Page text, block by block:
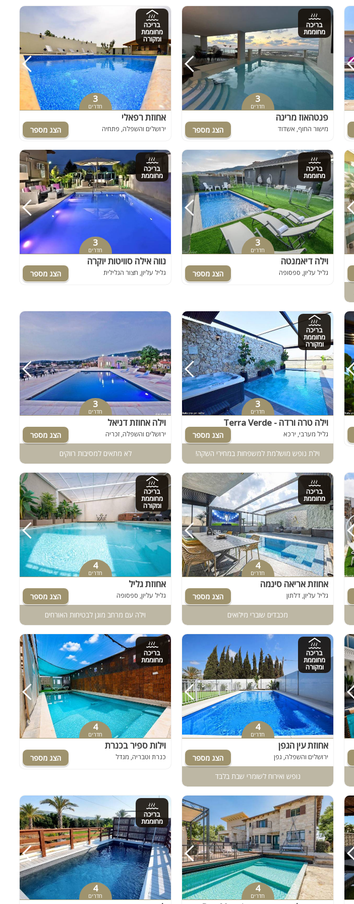
בריכה
מחוממת
3
חדרים
פנטהאוז מרינה
מישור החוף, אשדוד
בריכה
מחוממת
ומקורה
3
חדרים
אחוזת רפאלי
ירושלים והשפלה, פתחיה
בריכה
מחוממת
3
חדרים
וילה דיאמנטה
גליל עליון, ספסופה
בריכה
מחוממת
3
חדרים
נווה אילה סוויטות יוקרה
גליל עליון, חצור הגלילית
בריכה
מחוממת
ומקורה
3
חדרים
וילה טרה ורדה - Terra Verde
גליל מערבי, ירכא
וילת נופש מושלמת למשפחות במחירי השקה!
3
חדרים
וילה אחוזת דניאל
ירושלים והשפלה, זכריה
לא מתאים למסיבות רווקים
בריכה
מחוממת
4
חדרים
אחוזת אריאה סינמה
גליל עליון, דלתון
מכבדים שוברי מילואים
בריכה
מחוממת
ומקורה
4
חדרים
אחוזת גליל
גליל עליון, ספסופה
וילה עם מרחב מוגן לבטיחות האורחים
בריכה
מחוממת
ומקורה
4
חדרים
אחוזת עין הגפן
ירושלים והשפלה, גפן
נופש ואירוח לשומרי שבת בלבד
בריכה
מחוממת
4
חדרים
וילות ספיר בכנרת
כנרת וטבריה, מגדל
4
חדרים
בריכה
מחוממת
4
חדרים